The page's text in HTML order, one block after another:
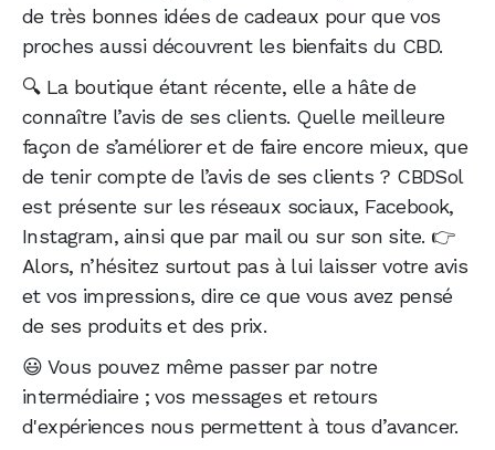
de très bonnes idées de cadeaux pour que vos
proches aussi découvrent les bienfaits du CBD.
🔍 La boutique étant récente, elle a hâte de
connaître l’avis de ses clients. Quelle meilleure
façon de s’améliorer et de faire encore mieux, que
de tenir compte de l’avis de ses clients ? CBDSol
est présente sur les réseaux sociaux, Facebook,
Instagram, ainsi que par mail ou sur son site. 👉
Alors, n’hésitez surtout pas à lui laisser votre avis
et vos impressions, dire ce que vous avez pensé
de ses produits et des prix.
😃 Vous pouvez même passer par notre
intermédiaire ; vos messages et retours
d'expériences nous permettent à tous d’avancer.